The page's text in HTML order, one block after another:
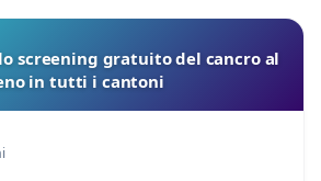
screening gratuito del cancro al
in tutti i cantoni